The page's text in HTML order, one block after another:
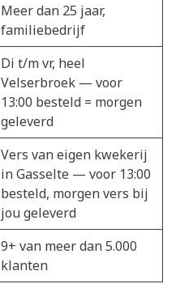
Meer dan 25 jaar,
familiebedrijf
Di t/m vr, heel
Velserbroek — voor
13:00 besteld = morgen
geleverd
Vers van eigen kwekerij
in Gasselte — voor 13:00
besteld, morgen vers bij
jou geleverd
9+ van meer dan 5.000
klanten